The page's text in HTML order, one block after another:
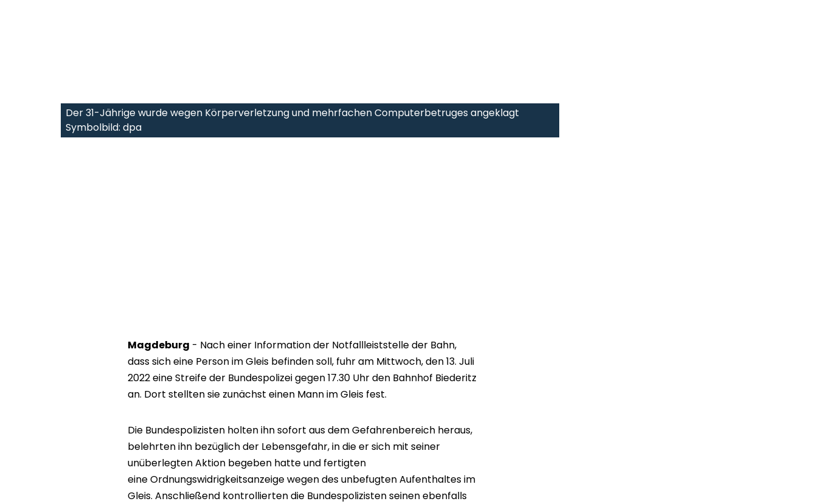
Der 31-Jährige wurde wegen Körperverletzung und mehrfachen Computerbetruges angeklagt
Symbolbild: dpa
Magdeburg - Nach einer Information der Notfallleiststelle der Bahn,
dass sich eine Person im Gleis befinden soll, fuhr am Mittwoch, den 13. Juli
2022 eine Streife der Bundespolizei gegen 17.30 Uhr den Bahnhof Biederitz
an. Dort stellten sie zunächst einen Mann im Gleis fest.
Die Bundespolizisten holten ihn sofort aus dem Gefahrenbereich heraus,
belehrten ihn bezüglich der Lebensgefahr, in die er sich mit seiner
unüberlegten Aktion begeben hatte und fertigten
eine Ordnungswidrigkeitsanzeige wegen des unbefugten Aufenthaltes im
Gleis. Anschließend kontrollierten die Bundespolizisten seinen ebenfalls